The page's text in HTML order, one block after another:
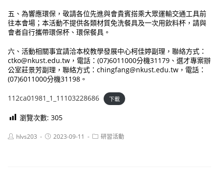
五、為響應環保，敬請各位先進與會貴賓搭乘大眾運輸交通工具前
往本會場；本活動不提供各類材質免洗餐具及一次用飲料杯，請與
會者自行攜帶環保杯、環保餐具。
六、活動相關事宜請洽本校教學發展中心柯佳婷副理，聯絡方式：
ctko@nkust.edu.tw，電話：(07)6011000分機31179、選才專案辦
公室莊景芳副理，聯絡方式：chingfang@nkust.edu.tw，電話：
(07)6011000分機31198。
112ca01981_1_11103228686 下載
瀏覽次數: 305
Posthlvs203
Post2023-09-11
Post研習活動